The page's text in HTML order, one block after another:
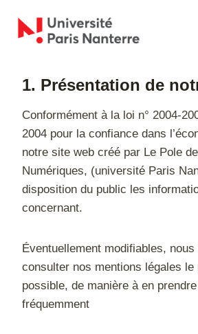
contenu
1. Présentation de
Conformément à la loi n° 2004-
2004 pour la confiance dans
notre site web créé par Le Pole
Numériques, (université Paris
disposition du public les
concernant.
Éventuellement modifiables,
consulter nos mentions légales le
possible, de manière à en
fréquemment